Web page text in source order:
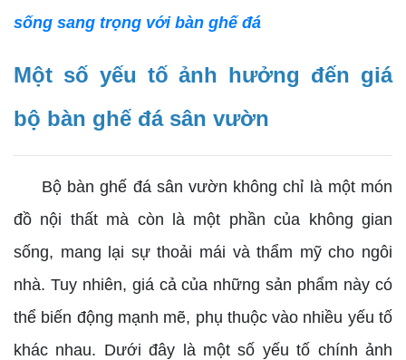
sống sang trọng với bàn ghế đá
Một số yếu tố ảnh hưởng đến giá
bộ bàn ghế đá sân vườn
Bộ bàn ghế đá sân vườn không chỉ là một món
đồ nội thất mà còn là một phần của không gian
sống, mang lại sự thoải mái và thẩm mỹ cho ngôi
nhà. Tuy nhiên, giá cả của những sản phẩm này có
thể biến động mạnh mẽ, phụ thuộc vào nhiều yếu tố
khác nhau. Dưới đây là một số yếu tố chính ảnh